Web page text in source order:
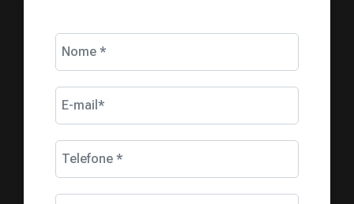
Nome *
E-mail*
Telefone *